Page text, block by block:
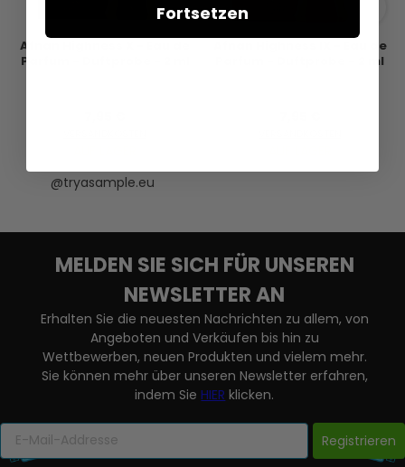
Afnan Highness X - Eau de
Parfum - Duftprobe - 2 ml
Afnan Highness IX - Eau de
Parfum - Duftprobe - 2 ml
@tryasample.eu
MELDEN SIE SICH FÜR UNSEREN
NEWSLETTER AN
Erhalten Sie die neuesten Nachrichten zu allem, von
Angeboten und Verkäufen bis hin zu
Wettbewerben, neuen Produkten und vielem mehr.
Sie können mehr über unseren Newsletter erfahren,
indem SieHIER klicken.
Registrieren
Fortsetzen